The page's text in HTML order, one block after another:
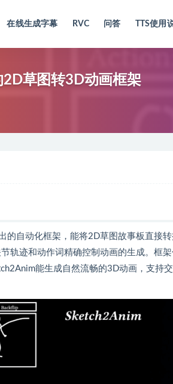
在线生成字幕 RVC 问答 TTS使用
草图转3D动画框架
的自动化框架，能将2D草图故事板直接
轨迹和动作词精确控制动画的生成。框架
能生成自然流畅的3D动画，支持